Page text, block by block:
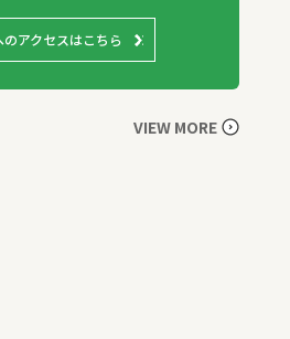
のアクセスはこちら
VIEW MORE